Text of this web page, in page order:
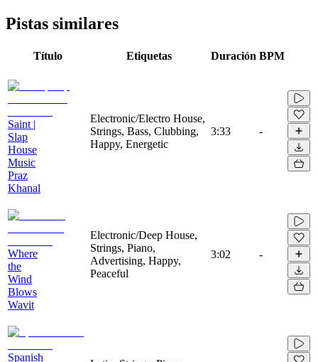
Pistas similares
Título Etiquetas Duración BPM
Saint |
Slap
House
Music
Praz
Khanal
Electronic/Electro House,
Strings, Bass, Clubbing,
Happy, Energetic
3:33 -
Where
the
Wind
Blows
Wavit
Electronic/Deep House,
Strings, Piano,
Advertising, Happy,
Peaceful
3:02 -
Spanish